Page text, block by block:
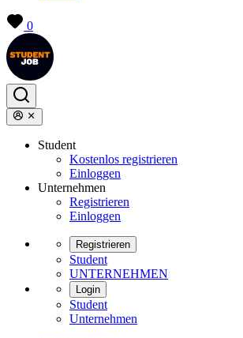
0
Student
Kostenlos registrieren
Einloggen
Unternehmen
Registrieren
Einloggen
Registrieren
Student
UNTERNEHMEN
Login
Student
Unternehmen